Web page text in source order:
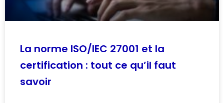
La norme ISO/IEC 27001 et la
certification : tout ce qu’il faut
savoir